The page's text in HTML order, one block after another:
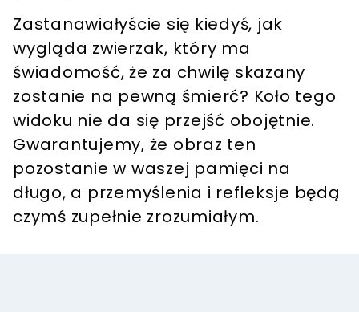
Zastanawiałyście się kiedyś, jak
wygląda zwierzak, który ma
świadomość, że za chwilę skazany
zostanie na pewną śmierć? Koło tego
widoku nie da się przejść obojętnie.
Gwarantujemy, że obraz ten
pozostanie w waszej pamięci na
długo, a przemyślenia i refleksje będą
czymś zupełnie zrozumiałym.